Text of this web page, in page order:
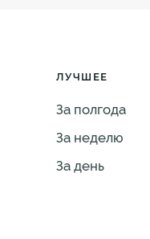
ЛУЧШЕЕ
За полгода
За неделю
За день